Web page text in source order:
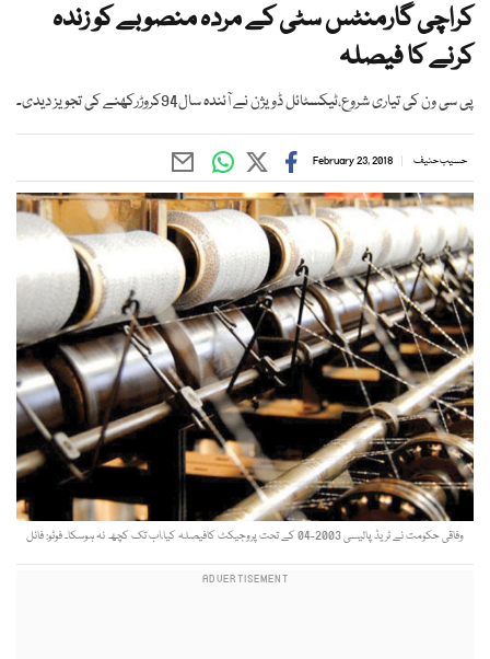
کراچی گارمنٹس سٹی کے مردہ منصوبے کو زندہ
کرنے کا فیصلہ
پی سی ون کی تیاری شروع،ٹیکسٹائل ڈویژن نے آئندہ سال94کروڑرکھنے کی تجویز دیدی۔
حسیب حنیف February 23, 2018
وفاقی حکومت نے ٹریڈ پالیسی 2003-04 کے تحت پروجیکٹ کافیصلہ کیا،اب تک کچھ نہ ہوسکا۔ فوٹو: فائل